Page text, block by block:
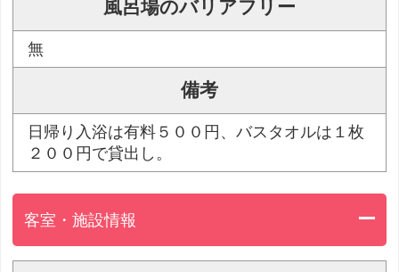
風呂場のバリアフリー
無
備考
日帰り入浴は有料５００円、バスタオルは１枚
２００円で貸出し。
客室・施設情報